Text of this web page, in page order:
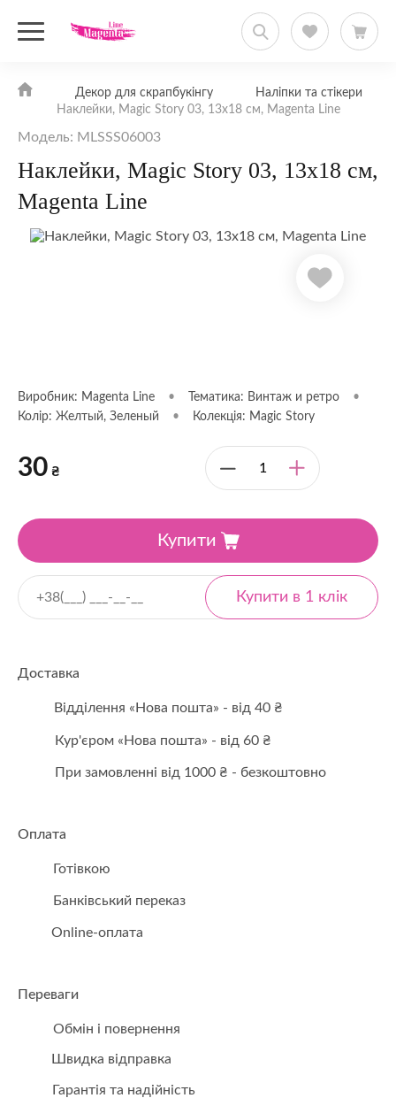
Декор для скрапбукінгу
Наліпки та стікери
Наклейки, Magic Story 03, 13х18 см, Magenta Line
Модель: MLSSS06003
Наклейки, Magic Story 03, 13х18 см,
Magenta Line
Виробник: Magenta Line • Тематика: Винтаж и ретро
•
Колір: Желтый, Зеленый
• Колекція: Magic Story
30 ₴
Купити
Доставка
Відділення «Нова пошта» - від 40 ₴
Кур'єром «Нова пошта» - від 60 ₴
При замовленні від 1000 ₴ - безкоштовно
Оплата
Готівкою
Банківський переказ
Online-оплата
Переваги
Обмін і повернення
Швидка відправка
Гарантія та надійність